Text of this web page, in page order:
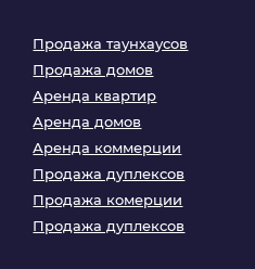
Продажа таунхаусов
Продажа домов
Аренда квартир
Аренда домов
Аренда коммерции
Продажа дуплексов
Продажа комерции
Продажа дуплексов